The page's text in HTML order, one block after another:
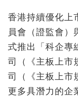
香港持續優化上
員會（證監會）
式推出「科企專
司（《主板上市
司（《主板上市
更多具潛力的企